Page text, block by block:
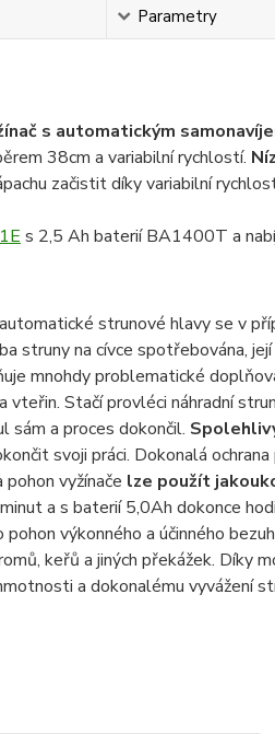
Parametry
s automatickým
38cm a variabilní rychlostí.
začistit díky variabilní
s 2,5 Ah baterií BA1400T a
strunové hlavy se v
struny na cívce spotřebována, její
mnohdy problematické
vteřin. Stačí provléci náhradní
sám a proces dokončil.
svoji práci. Dokonalá
vyžínače lze použít
a s baterií 5,0Ah dokonce
pohon výkonného a účinného
keřů a jiných překážek. Díky
a dokonalému vyvážení